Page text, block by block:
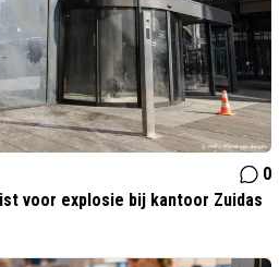
0
voor explosie bij kantoor Zuidas